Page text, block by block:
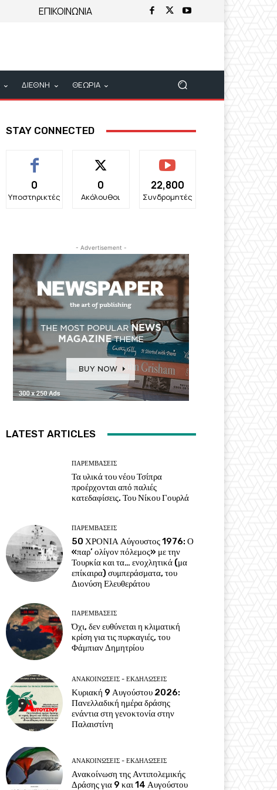
ΕΠΙΚΟΙΝΩΝΙΑ
ΔΙΕΘΝΗ ΘΕΩΡΙΑ
STAY CONNECTED
0
Υποστηρικτές
0
Ακόλουθοι
22,800
Συνδρομητές
- Advertisement -
LATEST ARTICLES
ΠΑΡΕΜΒΑΣΕΙΣ
Τα υλικά του νέου Τσίπρα
προέρχονται από παλιές
κατεδαφίσεις. Του Νίκου Γουρλά
ΠΑΡΕΜΒΑΣΕΙΣ
50 ΧΡΟΝΙΑ Αύγουστος 1976: Ο
«παρ’ ολίγον πόλεμος» με την
Τουρκία και τα… ενοχλητικά (μα
επίκαιρα) συμπεράσματα, του
Διονύση Ελευθεράτου
ΠΑΡΕΜΒΑΣΕΙΣ
Όχι, δεν ευθύνεται η κλιματική
κρίση για τις πυρκαγιές, του
Φάμπιαν Δημητρίου
ΑΝΑΚΟΙΝΩΣΕΙΣ - ΕΚΔΗΛΩΣΕΙΣ
Κυριακή 9 Αυγούστου 2026:
Πανελλαδική ημέρα δράσης
ενάντια στη γενοκτονία στην
Παλαιστίνη
ΑΝΑΚΟΙΝΩΣΕΙΣ - ΕΚΔΗΛΩΣΕΙΣ
Ανακοίνωση της Αντιπολεμικής
Δράσης για 9 και 14 Αυγούστου